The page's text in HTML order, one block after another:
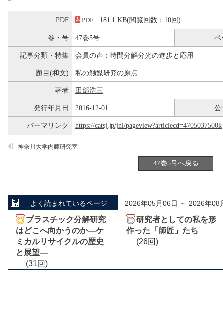
PDF PDF 181.1 KB(閲覧回数：10回)
巻・号 47巻5号 ペ
記事分類・特集 会員の声：時間分解分光の進歩と応用
題目(和文) 私の触媒研究の原点
著者 田部浩三
発行年月日 2016-12-01 公
パーマリンク https://catsj.jp/jnl/pageview?articlecd=4705037500k
神奈川大学内藤研究室
47巻5号へ戻る
よく読まれているページ 2026年05月06日 ～ 2026年08
プラスチック分解研究
はどこへ向かうのか―ケ
ミカルリサイクルの歴史
と展望―
(31回)
研究者としての私を形
作った「師匠」たち
(26回)